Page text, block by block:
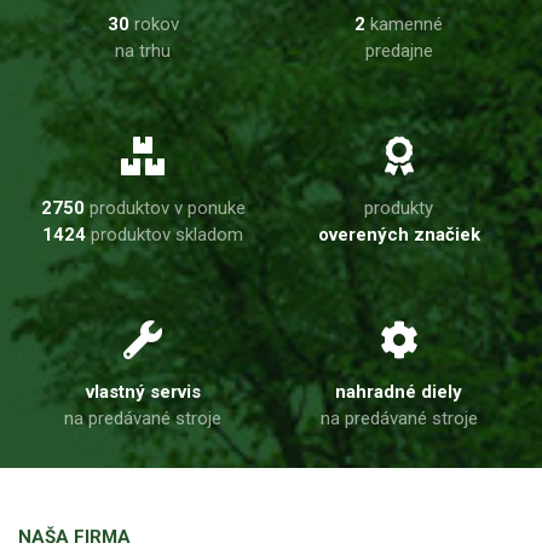
30rokov
na trhu
2 kamenné
predajne
2750produktov v ponuke
1424produktov skladom
produkty
overených značiek
vlastný servis
na predávané stroje
nahradné diely
na predávané stroje
NAŠA FIRMA